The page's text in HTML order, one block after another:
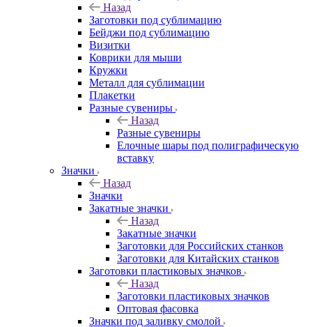
Назад
Заготовки под сублимацию
Бейджи под сублимацию
Визитки
Коврики для мыши
Кружки
Металл для сублимации
Плакетки
Разные сувениры
Назад
Разные сувениры
Елочные шары под полиграфическую
вставку
Значки
Назад
Значки
Закатные значки
Назад
Закатные значки
Заготовки для Российских станков
Заготовки для Китайских станков
Заготовки пластиковых значков
Назад
Заготовки пластиковых значков
Оптовая фасовка
Значки под заливку смолой